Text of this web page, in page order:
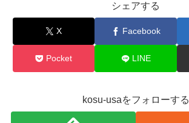
シェアする
X Facebook
Pocket LINE
kosu-usaをフォローする